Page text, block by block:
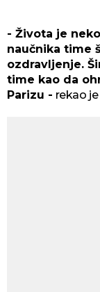
- Života je
naučnika time
ozdravljenje.
time kao da
Parizu - rekao